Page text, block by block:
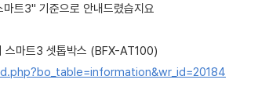
트3" 기준으로 안내드렸습지요
스마트3 셋톱박스 (BFX-AT100)